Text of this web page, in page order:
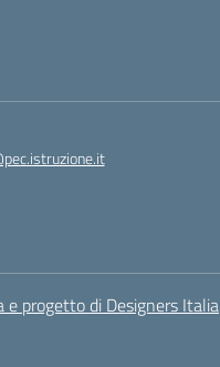
e progetto di Designers Italia